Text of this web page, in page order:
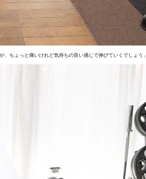
ちょっと痛いけれど気持ちの良い感じで伸びていくでしょう」